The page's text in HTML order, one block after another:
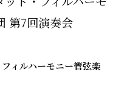
ィルハーモニー管弦楽